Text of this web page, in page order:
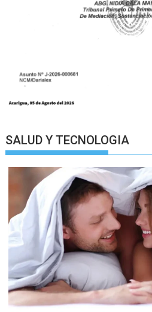
SALUD Y TECNOLOGIA